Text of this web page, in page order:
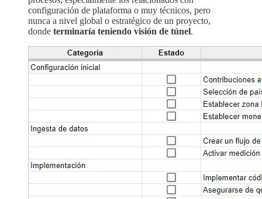
configuración de plataforma o muy técnicos, pero
nunca a nivel global o estratégico de un proyecto,
donde terminaría teniendo visión de túnel.